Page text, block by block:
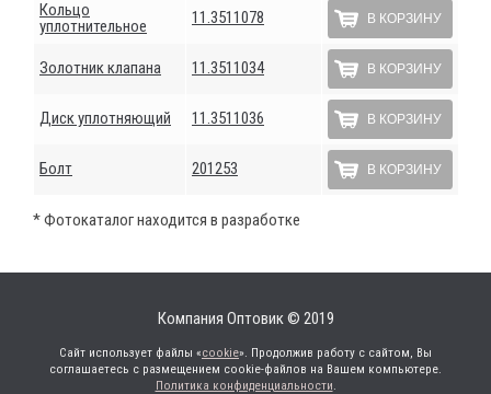
Кольцо
уплотнительное
11.3511078 В КОРЗИНУ
Золотник клапана 11.3511034 В КОРЗИНУ
Диск уплотняющий 11.3511036 В КОРЗИНУ
Болт 201253 В КОРЗИНУ
* Фотокаталог находится в разработке
Компания Оптовик © 2019
Сайт использует файлы «cookie». Продолжив работу с сайтом, Вы
соглашаетесь с размещением cookie-файлов на Вашем компьютере.
Политика конфиденциальности.